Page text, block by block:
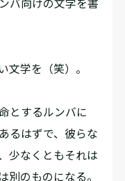
バ向けの文学を書
学を（笑）。
とするルンバに
るはずで、彼らな
少なくともそれは
別のものになる。